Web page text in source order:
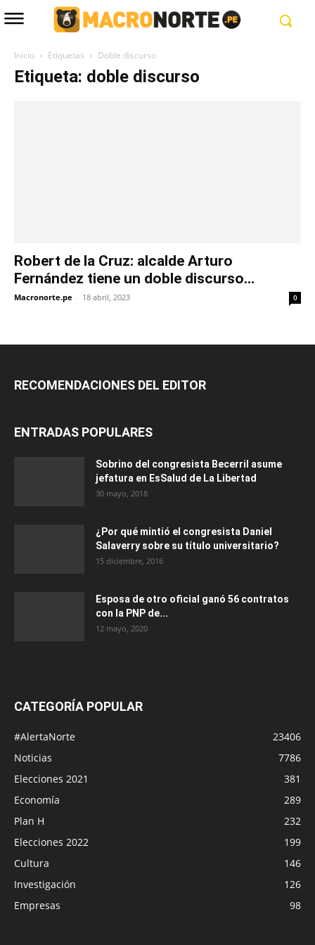
Inicio Etiquetas Doble discurso
Etiqueta: doble discurso
Robert de la Cruz: alcalde Arturo
Fernández tiene un doble discurso...
Macronorte.pe - 18 abril, 2023 0
RECOMENDACIONES DEL EDITOR
ENTRADAS POPULARES
Sobrino del congresista Becerril asume
jefatura en EsSalud de La Libertad
30 mayo, 2018
¿Por qué mintió el congresista Daniel
Salaverry sobre su título universitario?
15 diciembre, 2016
Esposa de otro oficial ganó 56 contratos
con la PNP de...
12 mayo, 2020
CATEGORÍA POPULAR
#AlertaNorte
23406
Noticias
7786
Elecciones 2021
381
Economía
289
Plan H
232
Elecciones 2022
199
Cultura
146
Investigación
126
Empresas
98